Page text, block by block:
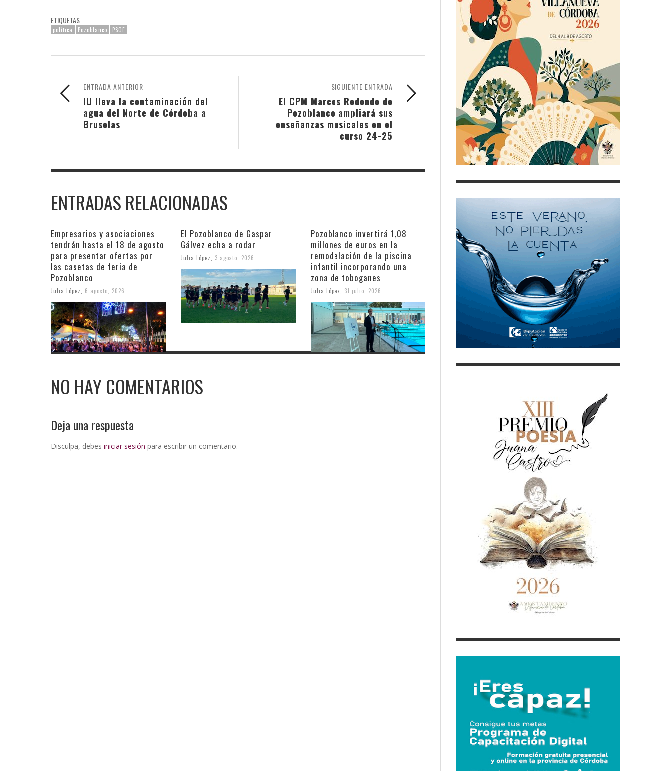
ETIQUETAS
política Pozoblanco PSOE
SIGUIENTE ENTRADA
El CPM Marcos Redondo de
Pozoblanco ampliará sus
enseñanzas musicales en el
curso 24-25
ENTRADA ANTERIOR
IU lleva la contaminación del
agua del Norte de Córdoba a
Bruselas
ENTRADAS RELACIONADAS
Empresarios y asociaciones
tendrán hasta el 18 de agosto
para presentar ofertas por
las casetas de feria de
Pozoblanco
Julia López 6 agosto, 2026
El Pozoblanco de Gaspar
Gálvez echa a rodar
Julia López 3 agosto, 2026
Pozoblanco invertirá 1,08
millones de euros en la
remodelación de la piscina
infantil incorporando una
zona de toboganes
Julia López 31 julio, 2026
NO HAY COMENTARIOS
Deja una respuesta
Disculpa, debes iniciar sesión para escribir un comentario.